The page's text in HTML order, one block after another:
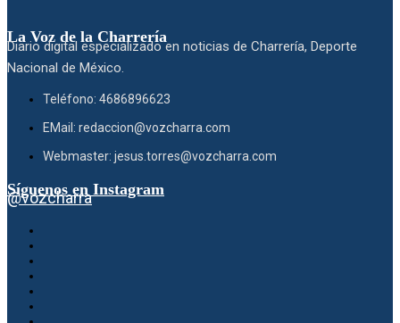
La Voz de la Charrería
Diario digital especializado en noticias de Charrería, Deporte
Nacional de México.
Teléfono: 4686896623
EMail: redaccion@vozcharra.com
Webmaster: jesus.torres@vozcharra.com
Síguenos en Instagram
@vozcharra